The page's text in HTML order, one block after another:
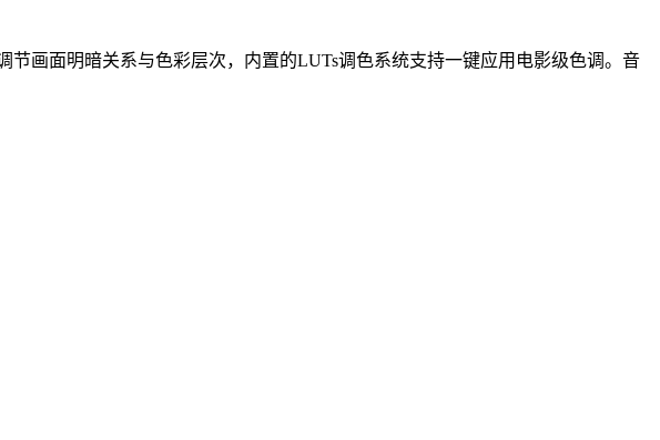
画面明暗关系与色彩层次，内置的LUTs调色系统支持一键应用电影级色调。音